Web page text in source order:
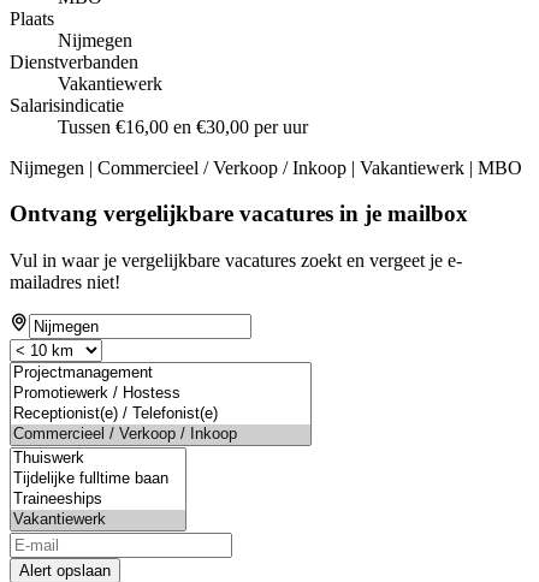
Plaats
Nijmegen
Dienstverbanden
Vakantiewerk
Salarisindicatie
Tussen €16,00 en €30,00 per uur
Nijmegen | Commercieel / Verkoop / Inkoop | Vakantiewerk | MBO
Ontvang vergelijkbare vacatures in je mailbox
Vul in waar je vergelijkbare vacatures zoekt en vergeet je e-
mailadres niet!
Alert opslaan